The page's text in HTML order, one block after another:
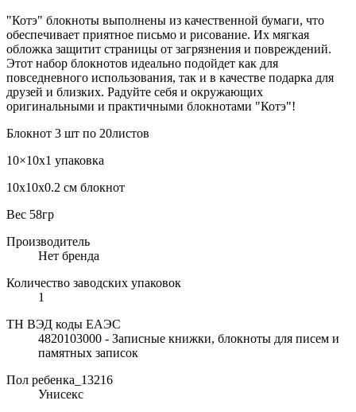
"Котэ" блокноты выполнены из качественной бумаги, что
обеспечивает приятное письмо и рисование. Их мягкая
обложка защитит страницы от загрязнения и повреждений.
Этот набор блокнотов идеально подойдет как для
повседневного использования, так и в качестве подарка для
друзей и близких. Радуйте себя и окружающих
оригинальными и практичными блокнотами "Котэ"!
Блокнот 3 шт по 20листов
10×10х1 упаковка
10х10х0.2 см блокнот
Вес 58гр
Производитель
Нет бренда
Количество заводских упаковок
1
ТН ВЭД коды ЕАЭС
4820103000 - Записные книжки, блокноты для писем и
памятных записок
Пол ребенка_13216
Унисекс